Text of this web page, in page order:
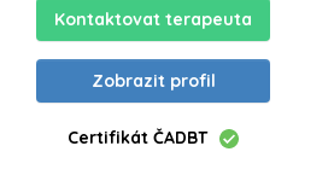
Kontaktovat terapeuta
Zobrazit profil
Certifikát ČADBT